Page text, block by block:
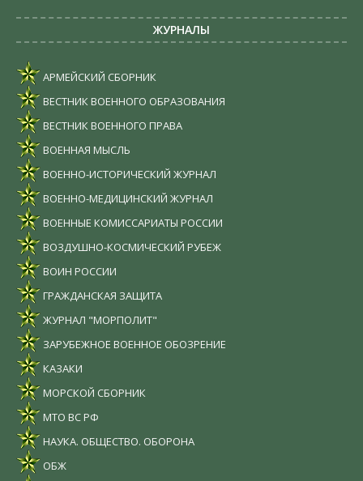
ЖУРНАЛЫ
АРМЕЙСКИЙ СБОРНИК
ВЕСТНИК ВОЕННОГО ОБРАЗОВАНИЯ
ВЕСТНИК ВОЕННОГО ПРАВА
ВОЕННАЯ МЫСЛЬ
ВОЕННО-ИСТОРИЧЕСКИЙ ЖУРНАЛ
ВОЕННО-МЕДИЦИНСКИЙ ЖУРНАЛ
ВОЕННЫЕ КОМИССАРИАТЫ РОССИИ
ВОЗДУШНО-КОСМИЧЕСКИЙ РУБЕЖ
ВОИН РОССИИ
ГРАЖДАНСКАЯ ЗАЩИТА
ЖУРНАЛ "МОРПОЛИТ"
ЗАРУБЕЖНОЕ ВОЕННОЕ ОБОЗРЕНИЕ
КАЗАКИ
МОРСКОЙ СБОРНИК
МТО ВС РФ
НАУКА. ОБЩЕСТВО. ОБОРОНА
ОБЖ